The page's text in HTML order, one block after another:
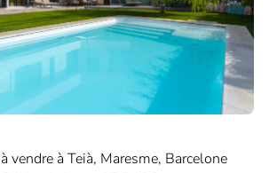
vendre à Teià, Maresme, Barcelone